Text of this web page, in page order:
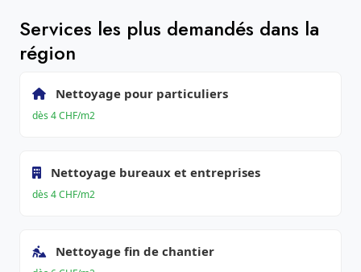
Services les plus demandés dans la
région
Nettoyage pour particuliers
dès 4 CHF/m2
Nettoyage bureaux et entreprises
dès 4 CHF/m2
Nettoyage fin de chantier